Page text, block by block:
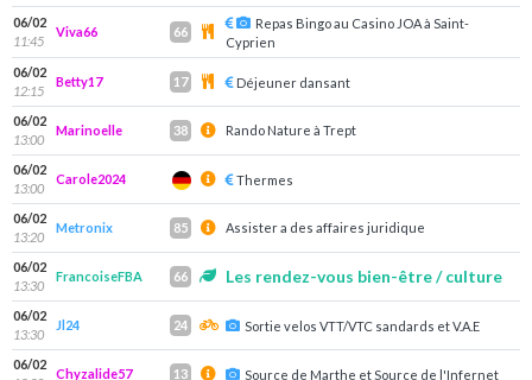
06/02
11:45
Viva66 66
Repas Bingo au Casino JOA à Saint-
Cyprien
06/02
12:15
Betty17 17 Déjeuner dansant
06/02
13:00
Marinoelle 38 Rando Nature à Trept
06/02
13:00
Carole2024 Thermes
06/02
13:20
Metronix 85 Assister a des affaires juridique
06/02
13:30
FrancoiseFBA 66 Les rendez-vous bien-être / culture
06/02
13:30
Jl24 24 Sortie velos VTT/VTC sandards et V.A.E
06/02
Chyzalide57 13 Source de Marthe et Source de l'Infernet